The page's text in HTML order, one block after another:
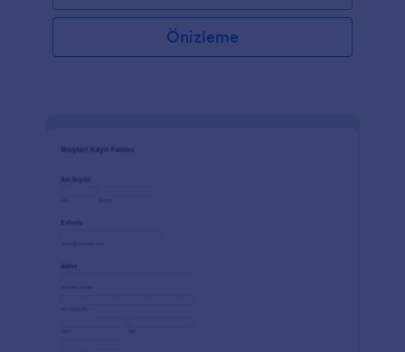
Önizleme